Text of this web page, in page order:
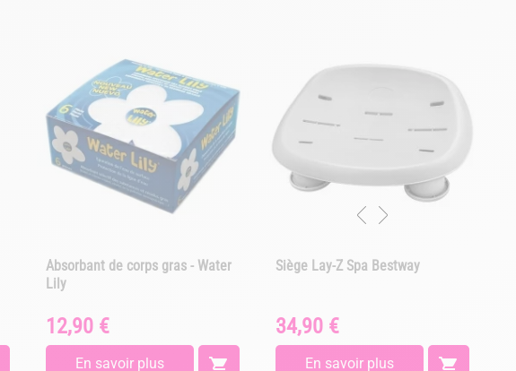
Absorbant de corps gras - Water
Lily
Prix
12,90 €
En savoir plus 
Siège Lay-Z Spa Bestway
Prix
34,90 €
En savoir plus 